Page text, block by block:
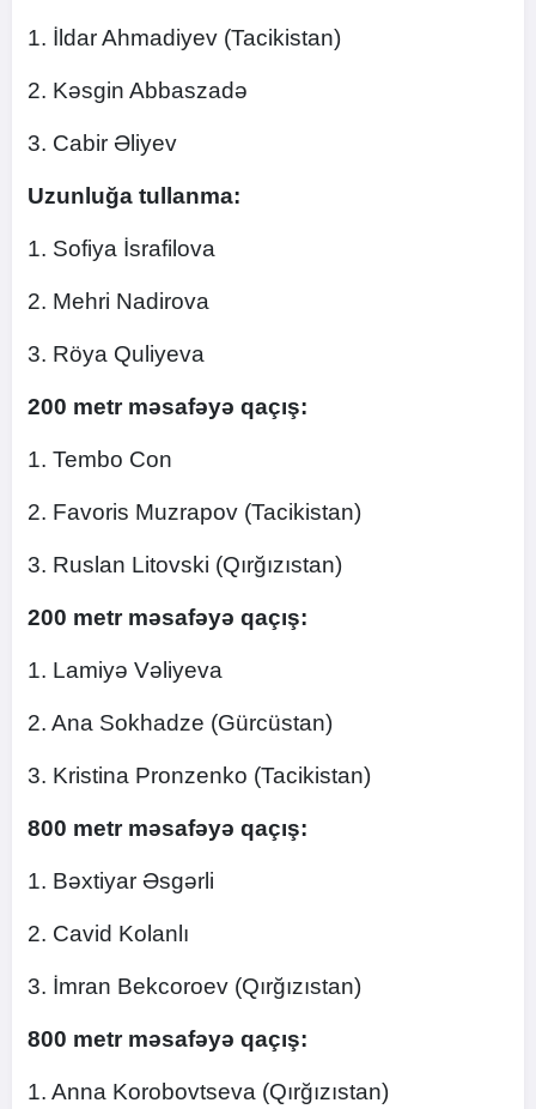
1. İldar Ahmadiyev (Tacikistan)
2. Kəsgin Abbaszadə
3. Cabir Əliyev
Uzunluğa tullanma:
1. Sofiya İsrafilova
2. Mehri Nadirova
3. Röya Quliyeva
200 metr məsafəyə qaçış:
1. Tembo Con
2. Favoris Muzrapov (Tacikistan)
3. Ruslan Litovski (Qırğızıstan)
200 metr məsafəyə qaçış:
1. Lamiyə Vəliyeva
2. Ana Sokhadze (Gürcüstan)
3. Kristina Pronzenko (Tacikistan)
800 metr məsafəyə qaçış:
1. Bəxtiyar Əsgərli
2. Cavid Kolanlı
3. İmran Bekcoroev (Qırğızıstan)
800 metr məsafəyə qaçış:
1. Anna Korobovtseva (Qırğızıstan)